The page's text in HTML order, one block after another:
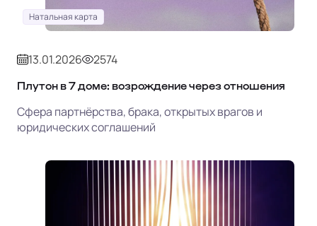
Натальная карта
13.01.2026 2574
Плутон в 7 доме: возрождение через отношения
Сфера партнёрства, брака, открытых врагов и
юридических соглашений